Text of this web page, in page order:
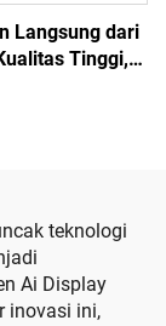
Langsung dari
Tinggi,
teknologi
Ai Display
inovasi ini,